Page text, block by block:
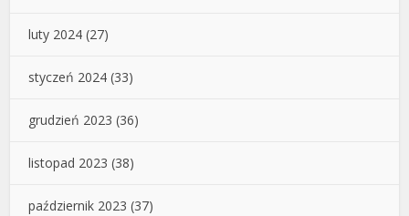
luty 2024 (27)
styczeń 2024 (33)
grudzień 2023 (36)
listopad 2023 (38)
październik 2023 (37)